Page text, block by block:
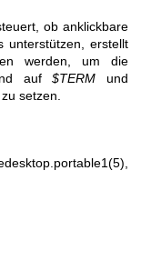
ob anklickbare
unterstützen, erstellt
werden, um die
auf$TERM und
setzen.
,